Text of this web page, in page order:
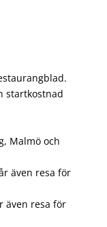
startkostnad
Malmö och
även resa för
även resa för